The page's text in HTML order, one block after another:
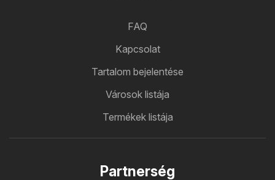
FAQ
Kapcsolat
Tartalom bejelentése
Városok listája
Termékek listája
Partnerség